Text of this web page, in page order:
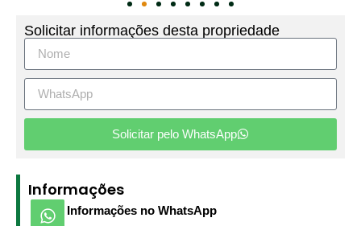
Solicitar informações desta propriedade
Solicitar pelo WhatsApp
Informações
Informações no WhatsApp